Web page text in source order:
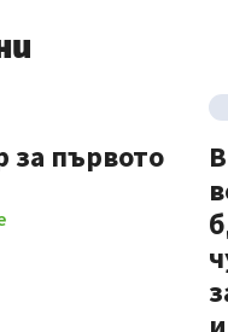
за първото